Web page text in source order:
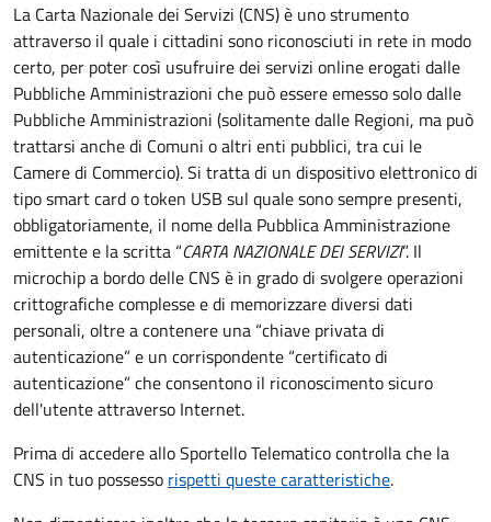
La Carta Nazionale dei Servizi (CNS) è uno strumento
attraverso il quale i cittadini sono riconosciuti in rete in modo
certo, per poter così usufruire dei servizi online erogati dalle
Pubbliche Amministrazioni che può essere emesso solo dalle
Pubbliche Amministrazioni (solitamente dalle Regioni, ma può
trattarsi anche di Comuni o altri enti pubblici, tra cui le
Camere di Commercio).Si tratta di un dispositivo elettronico di
tiposmart cardo token USB sul quale sono sempre presenti,
obbligatoriamente, il nome della Pubblica Amministrazione
emittente e la scritta “CARTA NAZIONALE DEI SERVIZI”. Il
microchip a bordo delle CNS è in grado di svolgere operazioni
crittografiche complesse e di memorizzare diversi dati
personali, oltre a contenere una “chiave privata di
autenticazione” e un corrispondente “certificato di
autenticazione” che consentono il riconoscimento sicuro
dell'utente attraverso Internet.
Prima di accedere allo Sportello Telematico controlla che la
CNS in tuo possesso rispetti queste caratteristiche.